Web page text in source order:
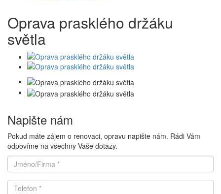
Oprava prasklého držáku
světla
Napište nám
Pokud máte zájem o renovaci, opravu napište nám. Rádi Vám
odpovíme na všechny Vaše dotazy.